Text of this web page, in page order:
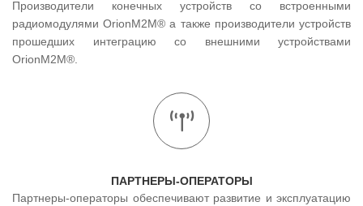
Производители конечных устройств со встроенными
радиомодулями OrionM2M® а также производители устройств
прошедших интеграцию со внешними устройствами
OrionM2M®.
ПАРТНЕРЫ-ОПЕРАТОРЫ
Партнеры-операторы обеспечивают развитие и эксплуатацию